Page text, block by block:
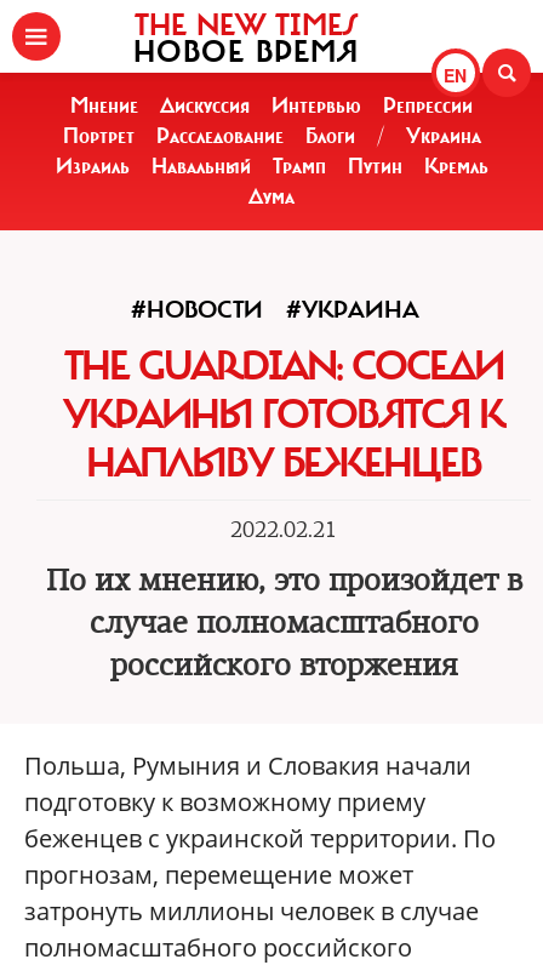
EN
THE NEW TIMES
НОВОЕ ВРЕМЯ
Мнение Дискуссия Интервью
Репрессии
Портрет
Расследование Блоги /
Украина
Израиль
Навальный Трамп Путин
Кремль
Дума
#НОВОСТИ #УКРАИНА
THE GUARDIAN: СОСЕДИ
УКРАИНЫ ГОТОВЯТСЯ К
НАПЛЫВУ БЕЖЕНЦЕВ
2022.02.21
По их мнению, это произойдет в
случае полномасштабного
российского вторжения
Польша, Румыния и Словакия начали
подготовку к возможному приему
беженцев с украинской территории. По
прогнозам, перемещение может
затронуть миллионы человек в случае
полномасштабного российского